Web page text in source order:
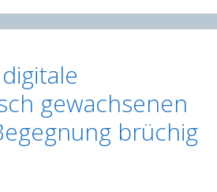
gewachsenen
brüchig